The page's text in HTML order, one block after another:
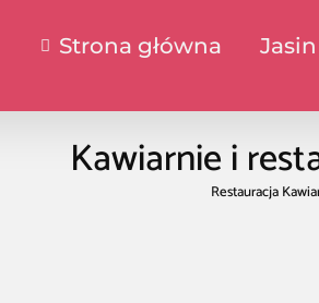
Strona główna Jasin
Kawiarnie i
Restauracja